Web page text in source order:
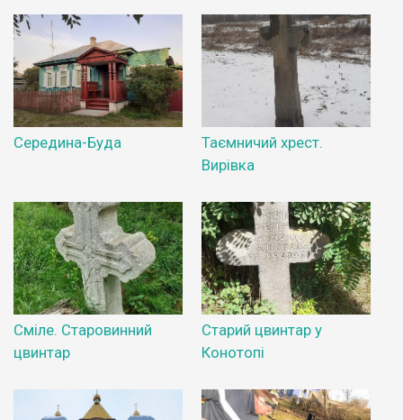
Середина-Буда
Таємничий хрест.
Вирівка
Сміле. Старовинний
цвинтар
Старий цвинтар у
Конотопі